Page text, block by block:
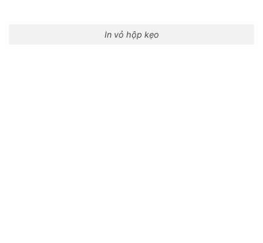
In vỏ hộp kẹo